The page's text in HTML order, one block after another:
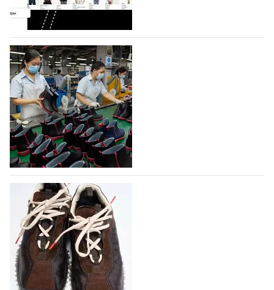
профессиональной обувной компанией,
объединяющей разработку, производство и…
07.08.2026 444
На платформе Lamoda - новый раздел и
условия продвижения локальных
дизайнерских марок
Российский маркетплейс Lamoda решил обновить
раздел для продажи продукции локальных
дизайнерских марок одежды, обуви и аксессуаров.
Бренды также получат маркетинговую…
06.08.2026 604
Объем мирового производства обуви в
2025 году практически не увеличился
В 2025 году мировое производство обуви
практически не изменилось, зафиксировав
незначительный рост на 0,1% до 24,6 млрд пар, -
данные опубликованы в аналитическом вестнике